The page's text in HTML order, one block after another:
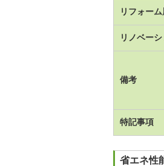
リフォー
リノベー
備考
特記事項
省エネ性